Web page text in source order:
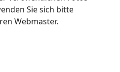
Sie sich bitte
Webmaster.